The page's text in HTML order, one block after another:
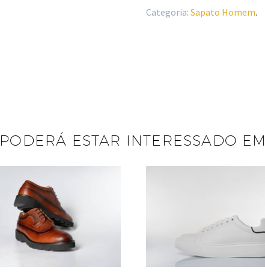
Categoria: Sapato Homem.
PODERÁ ESTAR INTERESSADO EM